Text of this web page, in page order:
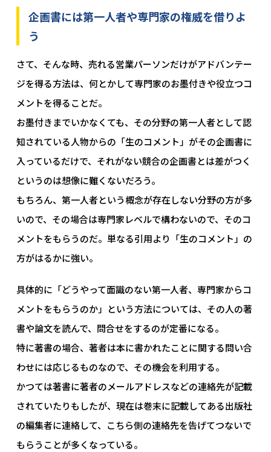
企画書には第一人者や専門家の権威を借りよ
う
さて、そんな時、売れる営業パーソンだけがアドバンテー
ジを得る方法は、何とかして専門家のお墨付きや役立つコ
メントを得ることだ。
お墨付きまでいかなくても、その分野の第一人者として認
知されている人物からの「生のコメント」がその企画書に
入っているだけで、それがない競合の企画書とは差がつく
というのは想像に難くないだろう。
もちろん、第一人者という概念が存在しない分野の方が多
いので、その場合は専門家レベルで構わないので、そのコ
メントをもらうのだ。単なる引用より「生のコメント」の
方がはるかに強い。
具体的に「どうやって面識のない第一人者、専門家からコ
メントをもらうのか」という方法については、その人の著
書や論文を読んで、問合せをするのが定番になる。
特に著書の場合、著者は本に書かれたことに関する問い合
わせには応じるものなので、その機会を利用する。
かつては著書に著者のメールアドレスなどの連絡先が記載
されていたりもしたが、現在は巻末に記載してある出版社
の編集者に連絡して、こちら側の連絡先を告げてつないで
もらうことが多くなっている。